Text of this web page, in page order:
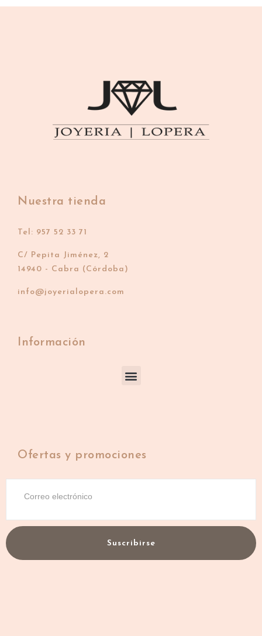
Nuestra tienda
Tel: 957 52 33 71
C/ Pepita Jiménez, 2
14940 - Cabra (Córdoba)
info@joyerialopera.com
Información
Ofertas y promociones
Suscribirse